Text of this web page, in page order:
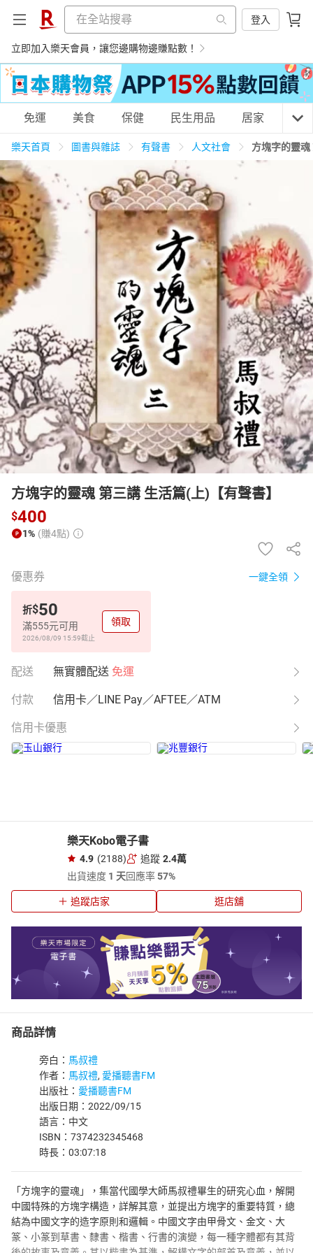
登入
立即加入樂天會員，讓您邊購物邊賺點數！
購物網分類
天天免運 美食蛋糕 養生保健
居家生活 3C家電 運動休閒 親子玩具
男裝 化妝保養 情趣用品
日本購物 電子/紙本書
HOT
免運 美食 保健 民生用品 居家 3C
樂天首頁 圖書與雜誌 有聲書 人文社會 方塊字的靈
方塊字的靈魂 第三講 生活篇(上)【有聲書】
$400
1% (賺4點)
優惠券 一鍵全領
折$50
滿555元可用
2026/08/09 15:59截止
領取
配送 無實體配送 免運
付款 信用卡／LINE Pay／AFTEE／ATM
信用卡優惠
樂天Kobo電子書
4.9 (2188) 追蹤 2.4萬
出貨速度 1 天回應率57%
追蹤店家 逛店舖
商品詳情
旁白： 馬叔禮
作者： 馬叔禮, 愛播聽書FM
出版社： 愛播聽書FM
出版日期：2022/09/15
語言：中文
ISBN：7374232345468
時長：03:07:18
「方塊字的靈魂」，集當代國學大師馬叔禮畢生的研究心血，解開
中國特殊的方塊字構造，詳解其意，並提出方塊字的重要特質，總
結為中國文字的造字原則和邏輯。中國文字由甲骨文、金文、大
篆、小篆到草書、隸書、楷書、行書的演變，每一種字體都有其背